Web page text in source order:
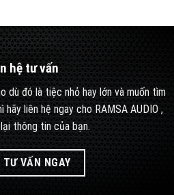
hệ tư vấn
dù đó là tiệc nhỏ hay lớn và muốn tìm
liên hệ ngay cho RAMSA AUDIO ,
thông tin của bạn.
TƯ VẤN NGAY